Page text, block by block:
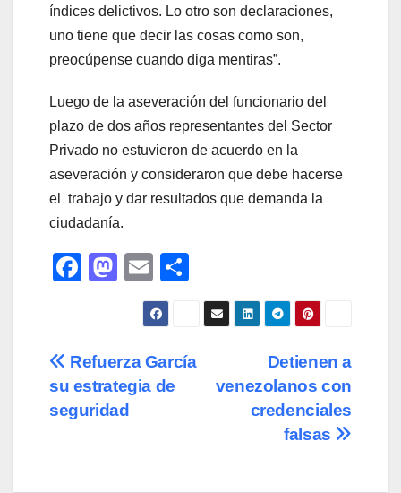
índices delictivos. Lo otro son declaraciones,
uno tiene que decir las cosas como son,
preocúpense cuando diga mentiras”.
Luego de la aseveración del funcionario del
plazo de dos años representantes del Sector
Privado no estuvieron de acuerdo en la
aseveración y consideraron que debe hacerse
el trabajo y dar resultados que demanda la
ciudadanía.
F
e
b
o
M
o
d
o
E
m
ail
o
m
p
Navegación
de
Detienen a
venezolanos con
credenciales
falsas
Refuerza García
su estrategia de
seguridad